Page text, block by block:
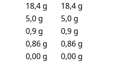
18,4 g
18,4 g
5,0 g
5,0 g
0,9 g
0,9 g
0,86 g
0,86 g
0,00 g
0,00 g